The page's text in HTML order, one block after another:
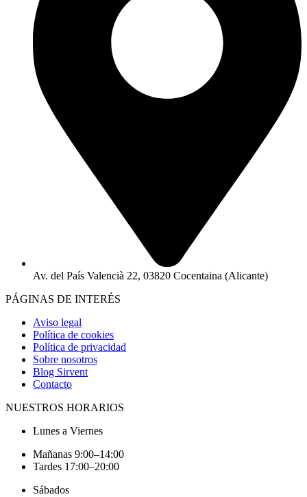
Av. del País Valencià 22, 03820 Cocentaina (Alicante)
PÁGINAS DE INTERÉS
Aviso legal
Política de cookies
Política de privacidad
Sobre nosotros
Blog Sirvent
Contacto
NUESTROS HORARIOS
Lunes a Viernes
Mañanas 9:00–14:00
Tardes 17:00–20:00
Sábados